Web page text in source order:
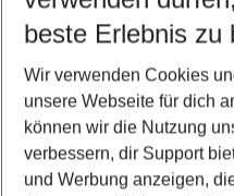
5-
2 Erwachsene Keine
Mehr
beste Erlebnis zu
Wir verwenden Cookies
unsere Webseite für dich
können wir die Nutzung
verbessern, dir Support
und Werbung anzeigen,